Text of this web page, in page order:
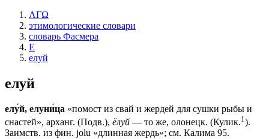
ΛΓΩ
этимологические словари
словарь Фасмера
Е
елуй
елуй
елу́й, елуни́ца «помост из свай и жердей для сушки рыбы и
снастей», арханг. (Подв.), ёлуй — то же, олонецк. (Кулик.1 ).
Заимств. из фин. jolu «длинная жердь»; см. Калима 95.